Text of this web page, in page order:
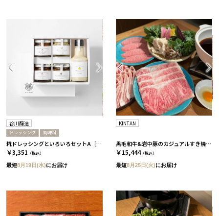
谷川醸造
ドレッシング 調味料
糀ドレッシングといろいろセットA［谷川醸造］
￥3,351 （税込）
最短8月19日(水)にお届け
KINTAN
黒毛和牛&岩中豚のカジュアルすき焼きセット［KINTAN］
￥15,444（税込）
最短8月25日(火)にお届け